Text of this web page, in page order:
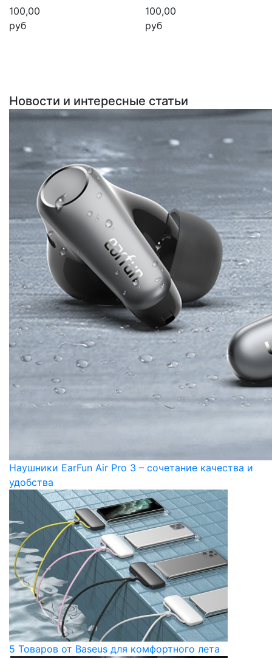
100,00
руб
100,00
руб
Новости и интересные статьи
Наушники EarFun Air Pro 3 – сочетание качества и
удобства
5 Товаров от Baseus для комфортного лета